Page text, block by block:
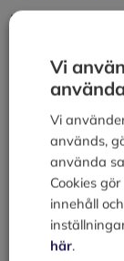
Kategorier
Externa
Lämna
Kommentar
Vi
Vi
används,
använda
Cookies
innehåll
här.